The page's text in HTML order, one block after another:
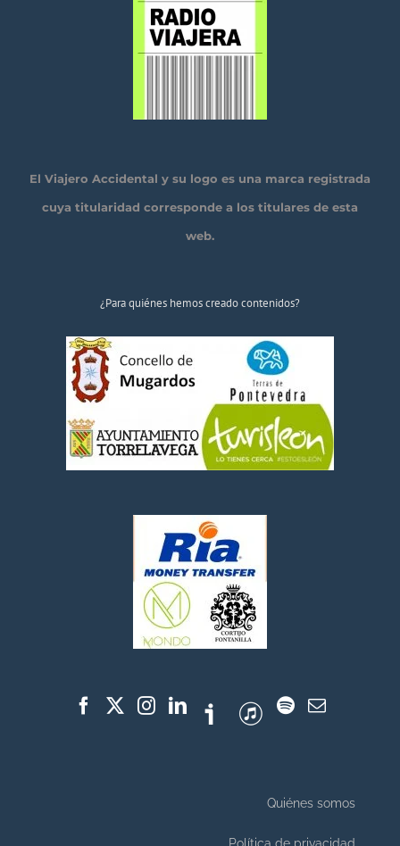
El Viajero Accidental y su logo es una marca registrada
cuya titularidad corresponde a los titulares de esta
web.
¿Para quiénes hemos creado contenidos?
Quiénes somos
Política de privacidad